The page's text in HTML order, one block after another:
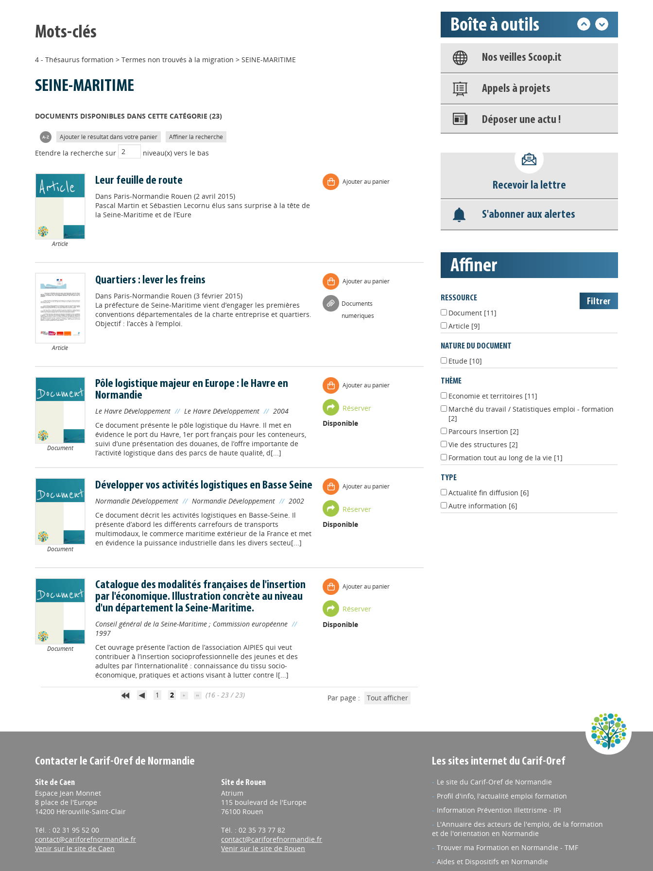
Mots-clés
4 - Thésaurus formation > Termes non trouvés à la migration > SEINE-MARITIME
SEINE-MARITIME
DOCUMENTS DISPONIBLES DANS CETTE CATÉGORIE (23)
Ajouter le résultat dans votre panier Affiner la recherche
Etendre la recherche sur niveau(x) vers le bas
Article
Leur feuille de route
Dans Paris-Normandie Rouen (2 avril 2015)
Pascal Martin et Sébastien Lecornu élus sans surprise à la tête de
la Seine-Maritime et de l’Eure
Ajouter au panier
Article
Quartiers : lever les freins
Dans Paris-Normandie Rouen (3 février 2015)
La préfecture de Seine-Maritime vient d’engager les premières
conventions départementales de la charte entreprise et quartiers.
Objectif : l’accès à l’emploi.
Ajouter au panier
Documents
numériques
Document
Pôle logistique majeur en Europe : le Havre en
Normandie
Le Havre Développement // Le Havre Développement // 2004
Ce document présente le pôle logistique du Havre. Il met en
évidence le port du Havre, 1er port français pour les conteneurs,
suivi d’une présentation des douanes, de l’offre importante de
l’activité logistique dans des parcs de haute qualité, d[...]
Ajouter au panier
Réserver
Disponible
Document
Développer vos activités logistiques en Basse Seine
Normandie Développement // Normandie Développement // 2002
Ce document décrit les activités logistiques en Basse-Seine. Il
présente d’abord les différents carrefours de transports
multimodaux, le commerce maritime extérieur de la France et met
en évidence la puissance industrielle dans les divers secteu[...]
Ajouter au panier
Réserver
Disponible
Document
Catalogue des modalités françaises de l'insertion
par l'économique. Illustration concrète au niveau
d'un département la Seine-Maritime.
Conseil général de la Seine-Maritime; Commission européenne //
1997
Cet ouvrage présente l’action de l’association AIPIES qui veut
contribuer à l’insertion socioprofessionnelle des jeunes et des
adultes par l’internationalité : connaissance du tissu socio-
économique, pratiques et actions visant à lutter contre l[...]
Ajouter au panier
Réserver
Disponible
1 2 (16 - 23 / 23) Par page : Tout afficher
Boîte à outils
Base documentaire
Nos veilles Scoop.it
Appels à projets
Déposer une actu !
déconnecter)
Base documentaire
Nos veilles Scoop.it
Appels à projets
Recevoir la lettre
S'abonner aux alertes
affiner
RESSOURCE
Document [11]
Article [9]
NATURE DU DOCUMENT
Etude [10]
THÈME
Economie et territoires [11]
Marché du travail / Statistiques emploi - formation
[2]
Parcours Insertion [2]
Vie des structures [2]
Formation tout au long de la vie [1]
TYPE
Actualité fin diffusion [6]
Autre information [6]
Contacter le Carif-Oref de Normandie
Site de Caen
Espace Jean Monnet
8 place de l'Europe
14200 Hérouville-Saint-Clair
Tél. : 02 31 95 52 00
contact@cariforefnormandie.fr
Venir sur le site de Caen
Site de Rouen
Atrium
115 boulevard de l'Europe
76100 Rouen
Tél. : 02 35 73 77 82
contact@cariforefnormandie.fr
Venir sur le site de Rouen
Les sites internet du Carif-Oref
Le site du Carif-Oref de Normandie
Profil d'info, l'actualité emploi formation
Information Prévention Illettrisme - IPI
L'Annuaire des acteurs de l'emploi, de la formation
et de l'orientation en Normandie
Trouver ma Formation en Normandie - TMF
Aides et Dispositifs en Normandie